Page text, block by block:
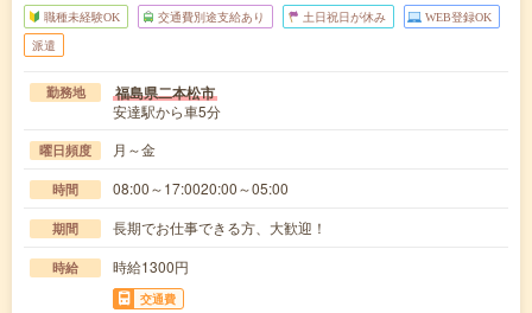
職種未経験OK 交通費別途支給あり 土日祝日が休み WEB登録OK
派遣
勤務地 福島県二本松市
安達駅から車5分
曜日頻度 月～金
時間 08:00～17:0020:00～05:00
期間 長期でお仕事できる方、大歓迎！
時給 時給1300円
交通費